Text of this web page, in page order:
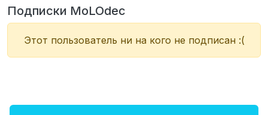
Подписки MoLOdec
Этот пользователь ни на кого не подписан :(